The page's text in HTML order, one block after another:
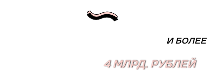
И БОЛЕЕ
4 МЛРД. РУБЛЕЙ